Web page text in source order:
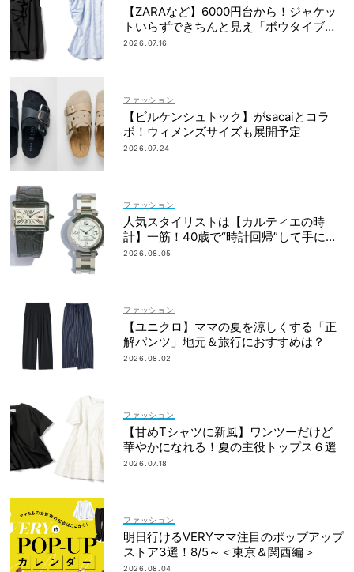
【ZARAなど】6000円台から！ジャケッ
トいらずできちんと見え「ボウタイブラ
ウス」4選
2026.07.16
ファッション
【ビルケンシュトック】がsacaiとコラ
ボ！ウィメンズサイズも展開予定
2026.07.24
ファッション
人気スタイリストは【カルティエの時
計】一筋！40歳で“時計回帰”して手に入
れた名品は？
2026.08.05
ファッション
【ユニクロ】ママの夏を涼しくする「正
解パンツ」地元＆旅行におすすめは？
2026.08.02
ファッション
【甘めTシャツに新風】ワンツーだけど
華やかになれる！夏の主役トップス６選
2026.07.18
ファッション
明日行けるVERYママ注目のポップアップ
ストア3選！8/5～＜東京＆関西編＞
2026.08.04